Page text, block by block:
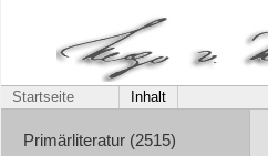
Startseite Inhalt
Primärliteratur (2515)